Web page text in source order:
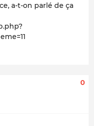
a-t-on parlé de ça
0